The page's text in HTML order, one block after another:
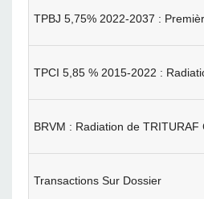
TPBJ 5,75% 2022-2037 :
TPCI 5,85 % 2015-2022 :
BRVM : Radiation de TRITURAF
Transactions Sur Dossier